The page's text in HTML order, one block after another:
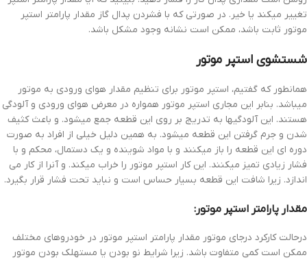
تغییر میکند یا خیر. در صورتی که با فشردن پدال گاز مقدار پارامتر استپر
موتور ثابت باشد، ممکن است نشانه وجود مشکل باشد.
شستشوی استپر موتور
همانطور که گفتیم، استپر موتور برای تنظیم مقدار هوای ورودی به موتور
میباشد. بنابر این مجاری استپر موتور همواره در معرض هوای ورودی و آلودگی
هستند. این آلودگیها به تدریج بر روی این قطعه جمع میشود. و باعث کثیف
شدن و جرم گرفتن این قطعه میشود. به همین دلیل خیلی از افراد به صورت
دوره ای این قطعه را باز میکنند و با مواد شوینده و یک دستمال، محکم و با
فشار زیادی تمیز میکنند. این کار استپر موتور را خراب میکند. و آنرا از کار می
اندازد. زیرا شافت این قطعه بسیار حساس است و نباید تحت فشار قرار بگیرد.
مقدار پارامتر استپر موتور:
درحالت کارکرد درجای موتور مقدار پارامتر استپر موتور در خودروهای مختلف
ممکن است کمی متفاوت باشد. زیرا شرایط نو بودن یا مستهلک بودن موتور